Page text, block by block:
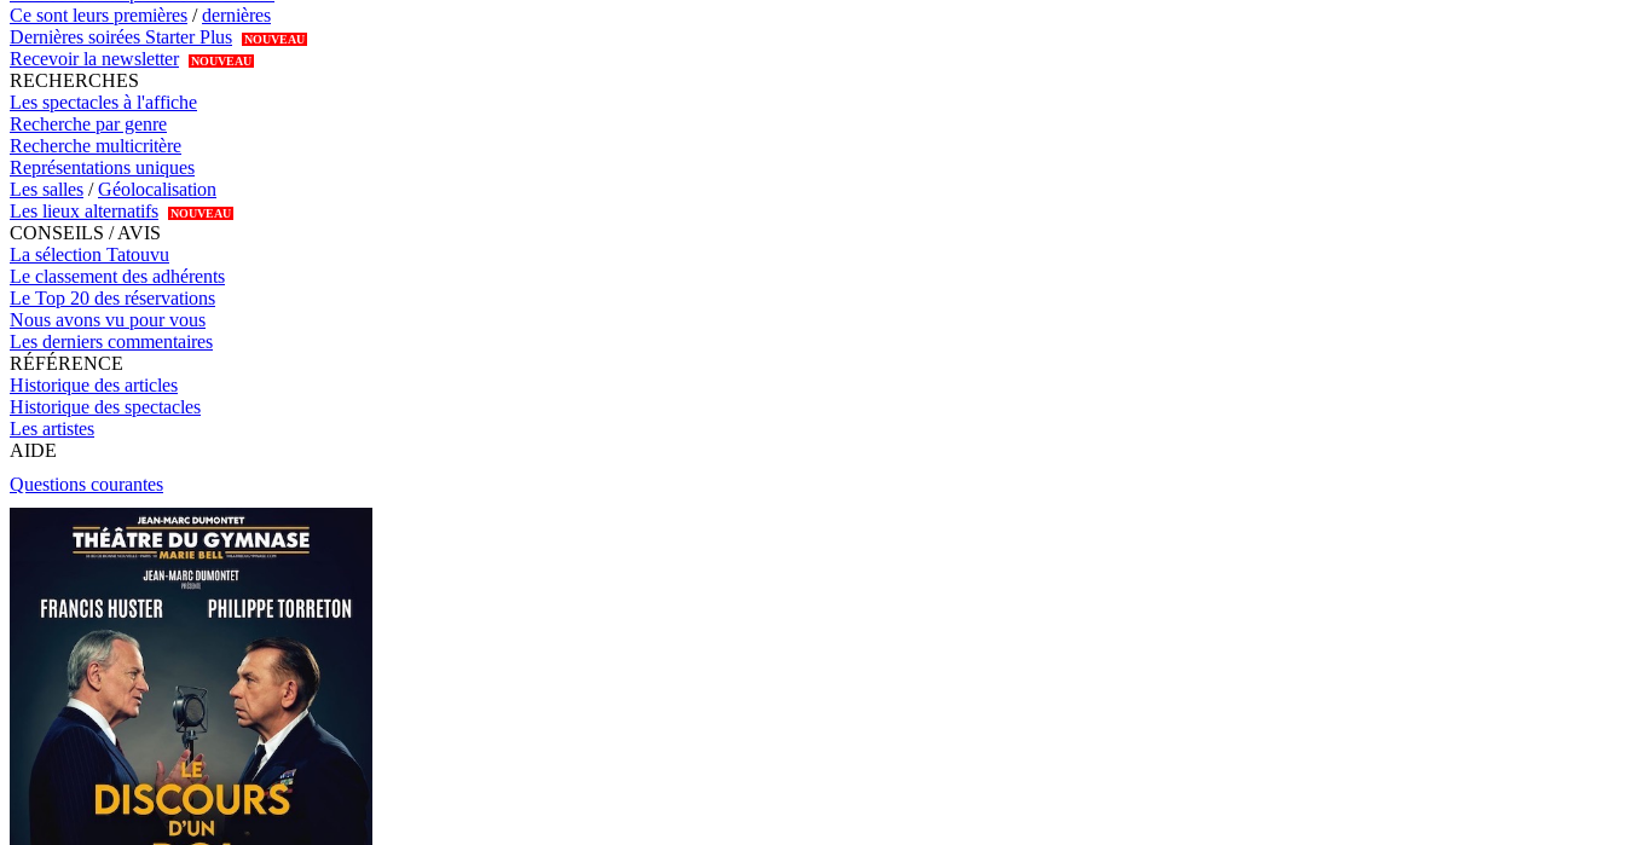
Ce sont leurs premières /dernières
Dernières soirées Starter Plus
NOUVEAU
Recevoir la newsletter NOUVEAU
RECHERCHES
Les spectacles à l'affiche
Recherche par genre
Recherche multicritère
Représentations uniques
Les salles /Géolocalisation
Les lieux alternatifs
NOUVEAU
CONSEILS / AVIS
La sélection Tatouvu
Le classement des adhérents
Le Top 20 des réservations
Nous avons vu pour vous
Les derniers commentaires
RÉFÉRENCE
Historique des articles
Historique des spectacles
Les artistes
AIDE
Questions courantes